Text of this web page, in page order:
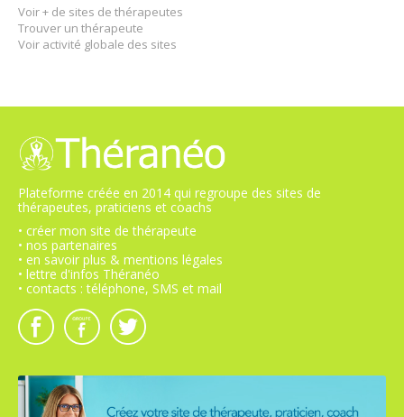
Voir + de sites de thérapeutes
Trouver un thérapeute
Voir activité globale des sites
Plateforme créée en 2014 qui regroupe des sites de
thérapeutes, praticiens et coachs
• créer mon site de thérapeute
• nos partenaires
• en savoir plus & mentions légales
• lettre d'infos Théranéo
• contacts : téléphone, SMS et mail